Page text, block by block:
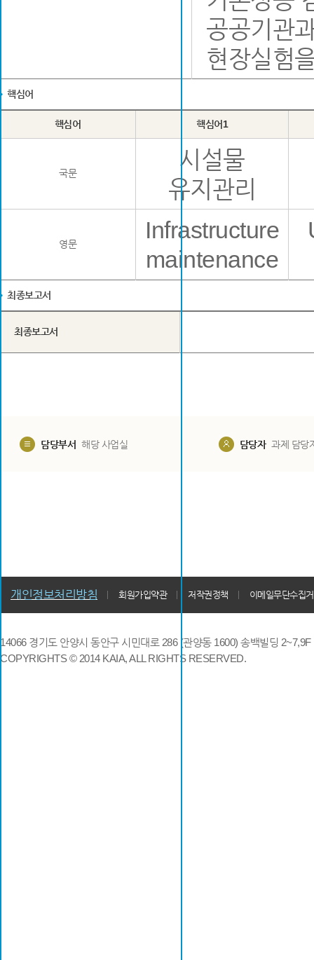
공공기관
현장실험
핵심어
핵심어 핵심어1
국문
시설물
유지관리
영문
Infrastructure
maintenance
최종보고서
최종보고서
담당부서 해당 사업실 담당자 과제 담당
개인정보처리방침 회원가입약관 저작권정책 이메일무단수집
14066 경기도 안양시 동안구 시민대로 286 (관양동 1600) 송백빌딩
COPYRIGHTS © 2014 KAIA, ALL RIGHTS RESERVED.